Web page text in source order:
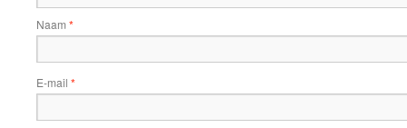
Naam *
E-mail *